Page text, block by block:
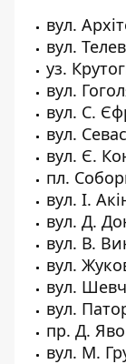
вул.
вул.
уз.
вул.
вул. С.
вул.
вул. Є.
пл.
вул. І.
вул. Д.
вул. В.
вул.
вул.
вул.
пр. Д.
вул. М.